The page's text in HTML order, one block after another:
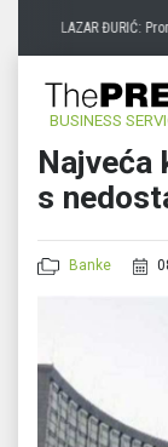
LAZAR ĐURIĆ:
BUSINESS
Najveća
s
Banke